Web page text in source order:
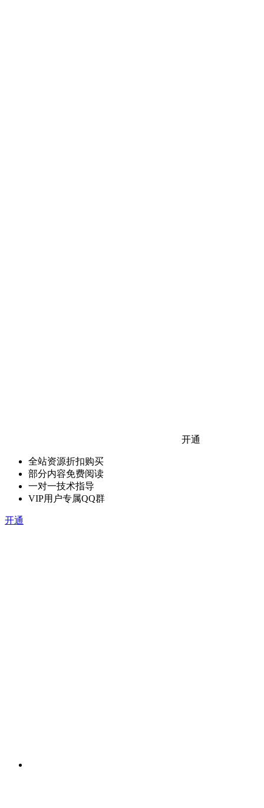
开通
全站资源折扣购买
部分内容免费阅读
一对一技术指导
VIP用户专属QQ群
开通